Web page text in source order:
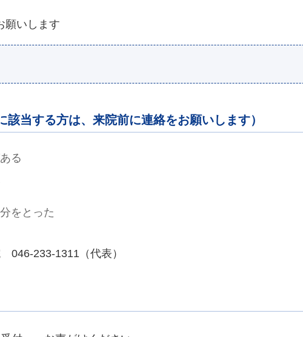
願いします
該当する方は、来院前に連絡をお願いします）
る
をとった
233-1311（代表）